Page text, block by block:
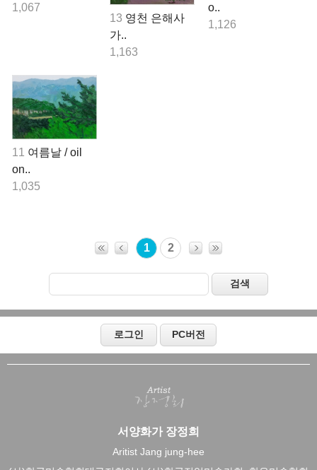
1,067
13 영천 은해사
가..
1,163
o..
1,126
11 여름날 / oil
on..
1,035
1 2
서양화가 장정희
Aritist Jang jung-hee